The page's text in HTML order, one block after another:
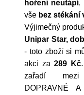
hoření neutápí,
vše bez stékání
Výjimečný
Unipar Star,
- toto zboží si
akci za 289 Kč
zařadí mezi
DOPRAVNÉ